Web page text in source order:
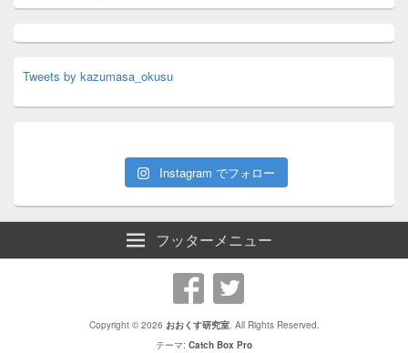
Tweets by kazumasa_okusu
Instagram でフォロー
フッターメニュー
Copyright © 2026 おおくす研究室. All Rights Reserved.
テーマ: Catch Box Pro